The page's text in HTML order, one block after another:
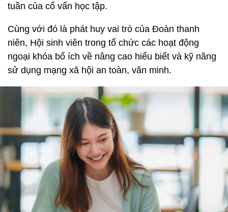
tuần của cố vấn học tập.
Cùng với đó là phát huy vai trò của Đoàn thanh
niên, Hội sinh viên trong tổ chức các hoạt động
ngoại khóa bổ ích về nâng cao hiểu biết và kỹ năng
sử dụng mạng xã hội an toàn, văn minh.